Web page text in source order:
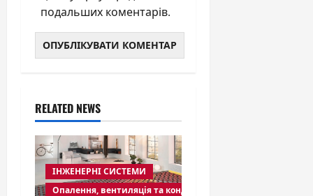
подальших коментарів.
RELATED NEWS
ІНЖЕНЕРНІ СИСТЕМИ
Опалення, вентиляція та кондиціювання